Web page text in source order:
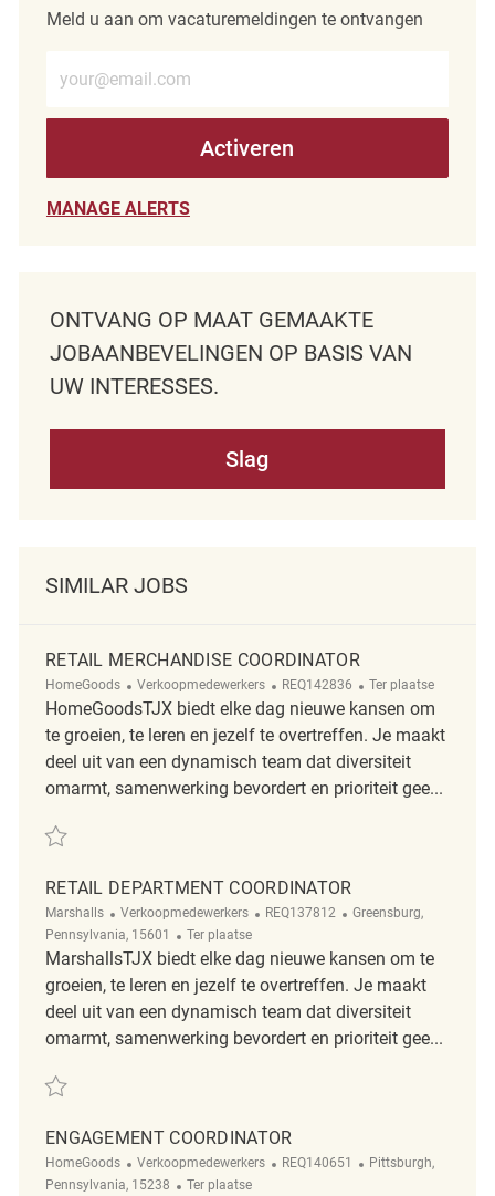
Meld u aan om vacaturemeldingen te ontvangen
Activeren
MANAGE ALERTS
ONTVANG OP MAAT GEMAAKTE
JOBAANBEVELINGEN OP BASIS VAN
UW INTERESSES.
Slag
SIMILAR JOBS
RETAIL MERCHANDISE COORDINATOR
HomeGoods Categorie
Verkoopmedewerkers ReqId
REQ142836 Afgelegen
Ter plaatse
HomeGoodsTJX biedt elke dag nieuwe kansen om
te groeien, te leren en jezelf te overtreffen. Je maakt
deel uit van een dynamisch team dat diversiteit
omarmt, samenwerking bevordert en prioriteit gee...
Redden Retail Merchandise Coordinator REQ142836
RETAIL DEPARTMENT COORDINATOR
Marshalls Categorie
Verkoopmedewerkers ReqId
REQ137812 Plaats
Greensburg,
Pennsylvania, 15601
Afgelegen
Ter plaatse
MarshallsTJX biedt elke dag nieuwe kansen om te
groeien, te leren en jezelf te overtreffen. Je maakt
deel uit van een dynamisch team dat diversiteit
omarmt, samenwerking bevordert en prioriteit gee...
Redden Retail Department Coordinator REQ137812
ENGAGEMENT COORDINATOR
HomeGoods Categorie
Verkoopmedewerkers ReqId
REQ140651 Plaats
Pittsburgh,
Pennsylvania, 15238
Afgelegen
Ter plaatse